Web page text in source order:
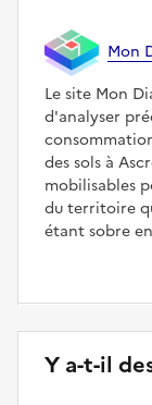
Mon
Le site Mon
d'analyser
des sols à
mobilisables
du territoire
étant sobre
Y a-t-il